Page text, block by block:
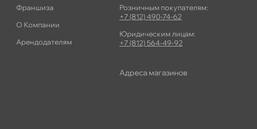
Франшиза
О Компании
Арендодателям
Розничным покупателям:
+7 (812) 490-74-62
Юридическим лицам:
+7 (812) 564-49-92
Адреса магазино